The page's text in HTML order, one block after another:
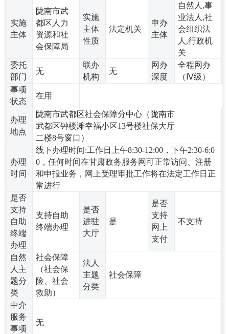
实施
主体
陇南市武
都区人力
资源和社
会保障局
实施
主体
性质
法定机关
申办
主体
自然人,事
业法人,社
会组织法
人,行政机
关
委托
部门
无
联办
机构
无
网办
深度
全程网办
（Ⅳ级）
事项
状态
在用
办理
地点
陇南市武都区社会保障分中心（陇南市
武都区钟楼滩幸福小区13号楼社保大厅
二楼8号窗口）
办理
时间
线下办理时间:工作日上午8:30-12:00，下午2:30-6:0
0，任何时间在甘肃政务服务网可正常访问、注册
和申报业务，网上受理审批工作将在法定工作日正
常进行
是否
支持
自助
终端
办理
支持自助
终端办理
是否
进驻
大厅
是
是否
支持
网上
支付
不支持
自然
人主
题分
类
社会保障
（社会保
险、社会
救助）
法人
主题
分类
社会保障
中介
服务
事项
无